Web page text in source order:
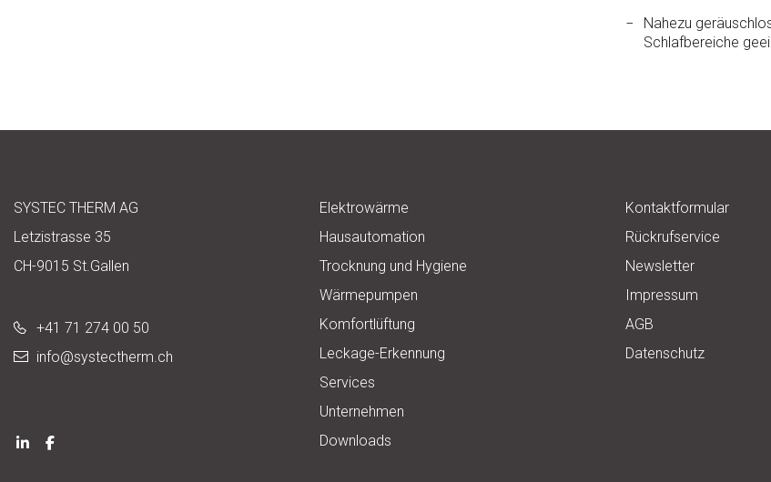
Nahezu
Schlafbereiche
SYSTEC THERM AG
Letzistrasse 35
CH-9015 St.Gallen
+41 71 274 00 50
info@systectherm.ch
Elektrowärme
Hausautomation
Trocknung und Hygiene
Wärmepumpen
Komfortlüftung
Leckage-Erkennung
Services
Unternehmen
Downloads
Kontaktformular
Rückrufservice
Newsletter
Impressum
AGB
Datenschutz